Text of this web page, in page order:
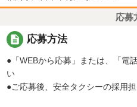
応募
description 応募方法
●「WEBから応募」または、「電
い
●ご応募後、安全タクシーの採用